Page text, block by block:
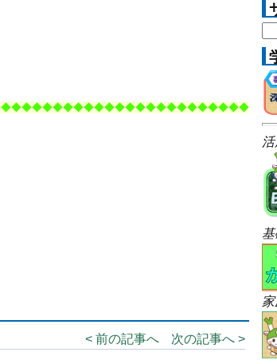
◆◆◆◆◆◆◆◆◆◆◆◆◆◆◆◆◆◆◆◆◆◆
< 前の記事へ 次の記事へ >